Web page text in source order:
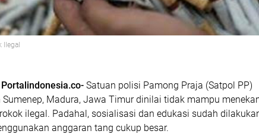
Ilegal
Portalindonesia.co- Satuan polisi Pamong Praja (Satpol PP)
Sumenep, Madura, Jawa Timur dinilai tidak mampu
ilegal. Padahal, sosialisasi dan edukasi sudah
anggaran tang cukup besar.